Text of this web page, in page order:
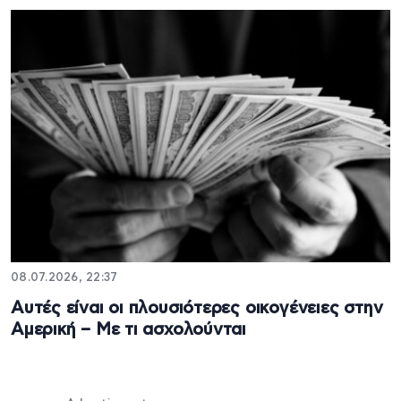
08.07.2026, 22:37
Αυτές είναι οι πλουσιότερες οικογένειες στην
Αμερική – Με τι ασχολούνται